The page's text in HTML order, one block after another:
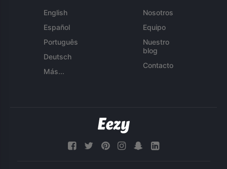
English
Español
Português
Deutsch
Más...
Nosotros
Equipo
Nuestro
blog
Contacto